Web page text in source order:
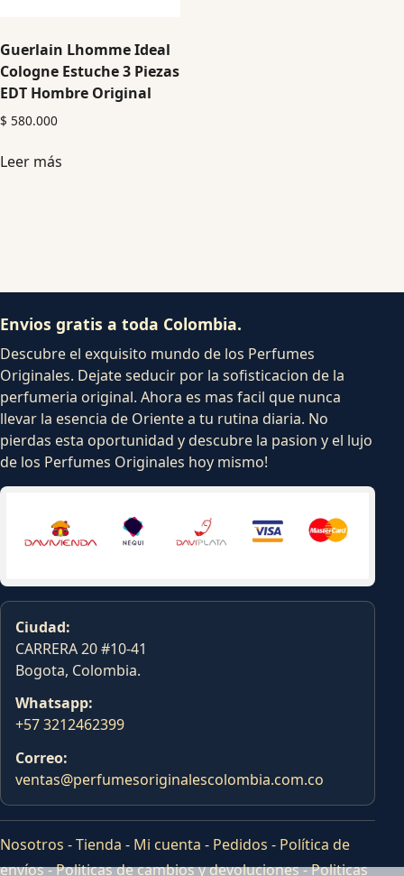
Guerlain Lhomme Ideal
Cologne Estuche 3 Piezas
EDT Hombre Original
$ 580.000
Leer más
Envios gratis a toda Colombia.
Descubre el exquisito mundo de los Perfumes
Originales. Dejate seducir por la sofisticacion de la
perfumeria original. Ahora es mas facil que nunca
llevar la esencia de Oriente a tu rutina diaria. No
pierdas esta oportunidad y descubre la pasion y el lujo
de los Perfumes Originales hoy mismo!
Ciudad:
CARRERA 20 #10-41
Bogota, Colombia.
Whatsapp:
+57 3212462399
Correo:
ventas@perfumesoriginalescolombia.com.co
Nosotros -Tienda - Mi cuenta - Pedidos - Política de
envíos-Politicas de cambios y devoluciones-Politicas